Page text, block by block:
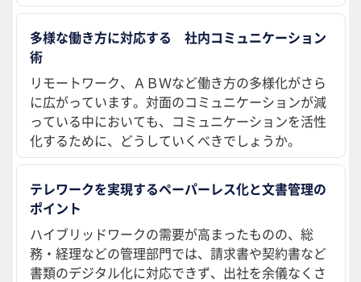
多様な働き方に対応する 社内コミュニケーション
術
リモートワーク、ＡＢＷなど働き方の多様化がさら
に広がっています。対面のコミュニケーションが減
っている中においても、コミュニケーションを活性
化するために、どうしていくべきでしょうか。
テレワークを実現するペーパーレス化と文書管理の
ポイント
ハイブリッドワークの需要が高まったものの、総
務・経理などの管理部門では、請求書や契約書など
書類のデジタル化に対応できず、出社を余儀なくさ